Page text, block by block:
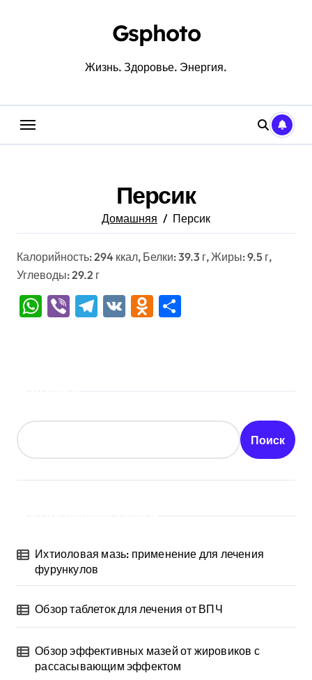
Gsphoto
Жизнь. Здоровье. Энергия.
Персик
Домашняя Персик
Калорийность: 294 ккал, Белки: 39.3 г, Жиры: 9.5 г,
Углеводы: 29.2 г
WhatsApp
ViberTelegram
VK Odnoklassniki
Поиск
Ихтиоловая мазь: применение для лечения
фурункулов
Обзор таблеток для лечения от ВПЧ
Обзор эффективных мазей от жировиков с
рассасывающим эффектом